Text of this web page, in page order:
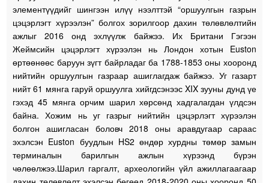
элементүүдийг шингээн илүү нээлттэй “оршуулгын газрын
цэцэрлэгт хүрээлэн” болгох зорилгоор дахин төлөвлөлтийн
ажлыг 2016 онд эхлүүлж байжээ. Их Британи Гэгээн
Жеймсийн цэцэрлэгт хүрээлэн нь Лондон хотын Euston
өртөөнөөс баруун зүгт байрладаг ба 1788-1853 оны хооронд
нийтийн оршуулгын газраар ашиглагдаж байжээ. Уг газарт
нийт 61 мянга гаруй оршуулга хийгдсэнээс XIX зууны дунд үе
гэхэд 45 мянга орчим шарил хөрсөнд хадгалагдан үлдсэн
байна. Хожим нь уг газрыг нийтийн цэцэрлэгт хүрээлэн
болгон ашигласан боловч 2018 оны аравдугаар сараас
эхэлсэн Euston буудлын HS2 өндөр хурдны төмөр замын
терминалын барилгын ажлын хүрээнд бүрэн
чөлөөлжээ.Шарил гаргалт, археологийн үйл ажиллагаагаар